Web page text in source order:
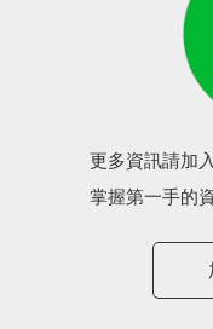
更多資訊請加
掌握第一手的